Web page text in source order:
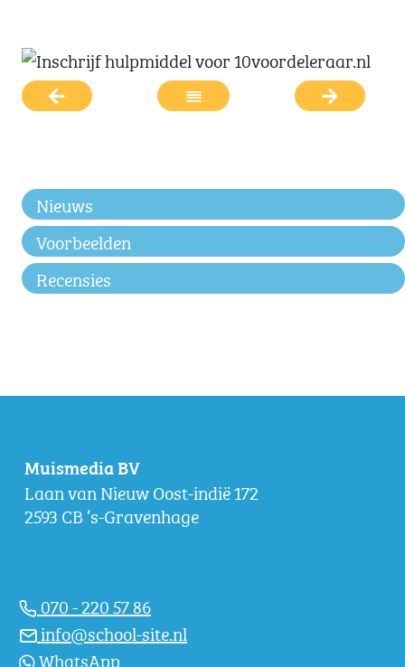
Nieuws
Voorbeelden
Recensies
Muismedia BV
Laan van Nieuw Oost-indië 172
2593 CB ‘s-Gravenhage
070 - 220 57 86
info@school-site.nl
WhatsApp